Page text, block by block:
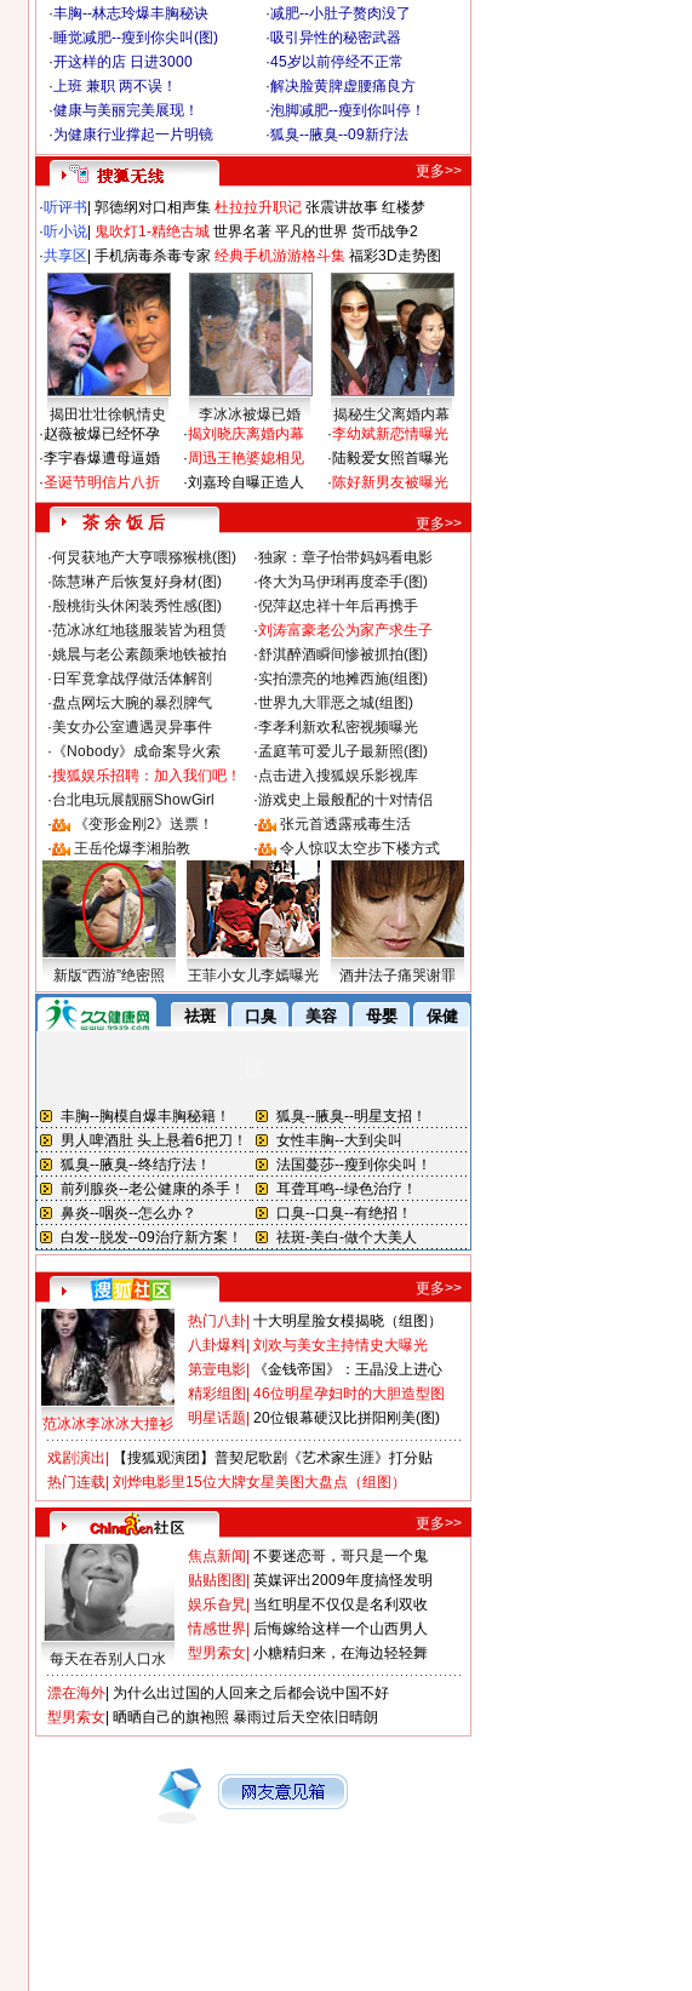
·丰胸--林志玲爆丰胸秘诀 ·减肥--小肚子赘肉没了
·睡觉减肥--瘦到你尖叫(图) ·吸引异性的秘密武器
·开这样的店 日进3000 ·45岁以前停经不正常
·上班 兼职 两不误！ ·解决脸黄脾虚腰痛良方
·健康与美丽完美展现！ ·泡脚减肥--瘦到你叫停！
·为健康行业撑起一片明镜 ·狐臭--腋臭--09新疗法
更多>>
·听评书 郭德纲对口相声集 杜拉拉升职记 张震讲故事 红楼梦
·听小说 鬼吹灯1-精绝古城 世界名著 平凡的世界 货币战争2
·共享区 手机病毒杀毒专家 经典手机游游格斗集 福彩3D走势图
揭田壮壮徐帆情史 李冰冰被爆已婚
揭秘生父离婚内幕
·赵薇被爆已经怀孕
·李宇春爆遭母逼婚
·圣诞节明信片八折
·揭刘晓庆离婚内幕
·周迅王艳婆媳相见
·刘嘉玲自曝正造人
·李幼斌新恋情曝光
·陆毅爱女照首曝光
·陈好新男友被曝光
茶 余 饭 后
更多>>
·何炅获地产大亨喂猕猴桃(图) ·独家：章子怡带妈妈看电影
·陈慧琳产后恢复好身材(图) ·佟大为马伊琍再度牵手(图)
·殷桃街头休闲装秀性感(图) ·倪萍赵忠祥十年后再携手
·范冰冰红地毯服装皆为租赁 ·刘涛富豪老公为家产求生子
·姚晨与老公素颜乘地铁被拍 ·舒淇醉酒瞬间惨被抓拍(图)
· 日军竟拿战俘做活体解剖 ·实拍漂亮的地摊西施(组图)
·盘点网坛大腕的暴烈脾气 ·世界九大罪恶之城(组图)
·美女办公室遭遇灵异事件 ·李孝利新欢私密视频曝光
· 《Nobody》成命案导火索 ·孟庭苇可爱儿子最新照(图)
·搜狐娱乐招聘：加入我们吧！ ·点击进入搜狐娱乐影视库
·台北电玩展靓丽ShowGirl ·游戏史上最般配的十对情侣
·
《变形金刚2》送票！ ·
张元首透露戒毒生活
·
王岳伦爆李湘胎教 · 令人惊叹太空步下楼方式
新版“西游”绝密照 王菲小女儿李嫣曝光 酒井法子痛哭谢罪
更多>>
范冰冰李冰冰大撞衫
热门八卦 十大明星脸女模揭晓（组图）
八卦爆料 刘欢与美女主持情史大曝光
第壹电影
《金钱帝国》：王晶没上进心
精彩组图 46位明星孕妇时的大胆造型图
明星话题 20位银幕硬汉比拼阳刚美(图)
戏剧演出
【搜狐观演团】普契尼歌剧《艺术家生涯》打分贴
热门连载 刘烨电影里15位大牌女星美图大盘点（组图）
更多>>
每天在吞别人口水
焦点新闻 不要迷恋哥，哥只是一个鬼
贴贴图图 英媒评出2009年度搞怪发明
娱乐旮旯 当红明星不仅仅是名利双收
情感世界 后悔嫁给这样一个山西男人
型男索女 小糖精归来，在海边轻轻舞
漂在海外 为什么出过国的人回来之后都会说中国不好
型男索女 晒晒自己的旗袍照 暴雨过后天空依旧晴朗